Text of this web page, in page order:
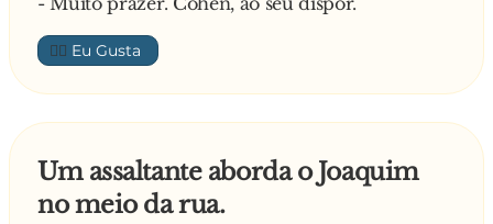
👍🏼
Um assaltante aborda o Joaquim
no meio da rua.